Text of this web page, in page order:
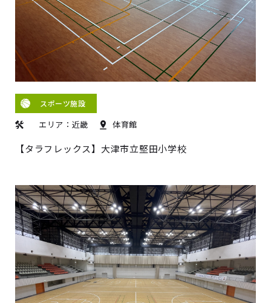
スポーツ施設
エリア：近畿 体育館
【タラフレックス】大津市立堅田小学校